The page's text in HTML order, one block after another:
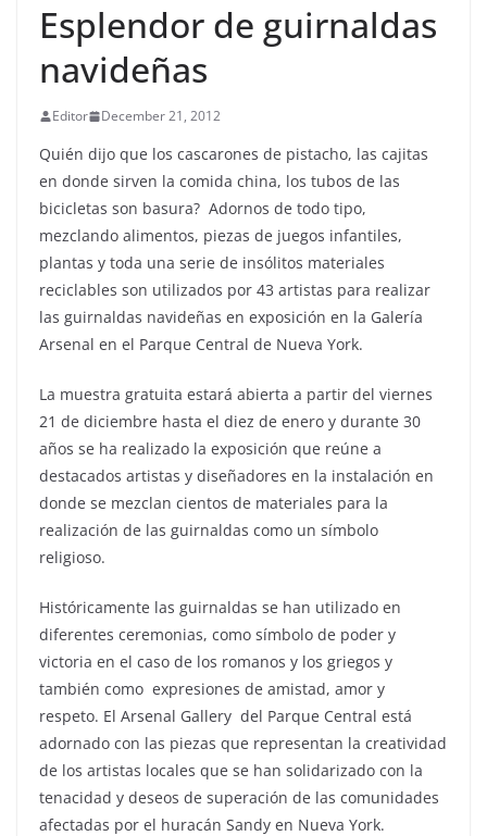
Esplendor de guirnaldas
navideñas
Editor December 21, 2012
Quién dijo que los cascarones de pistacho, las cajitas
en donde sirven la comida china, los tubos de las
bicicletas son basura? Adornos de todo tipo,
mezclando alimentos, piezas de juegos infantiles,
plantas y toda una serie de insólitos materiales
reciclables son utilizados por 43 artistas para realizar
las guirnaldas navideñas en exposición en la Galería
Arsenal en el Parque Central de Nueva York.
La muestra gratuita estará abierta a partir del viernes
21 de diciembre hasta el diez de enero y durante 30
años se ha realizado la exposición que reúne a
destacados artistas y diseñadores en la instalación en
donde se mezclan cientos de materiales para la
realización de las guirnaldas como un símbolo
religioso.
Históricamente las guirnaldas se han utilizado en
diferentes ceremonias, como símbolo de poder y
victoria en el caso de los romanos y los griegos y
también como expresiones de amistad, amor y
respeto. El Arsenal Gallery del Parque Central está
adornado con las piezas que representan la creatividad
de los artistas locales que se han solidarizado con la
tenacidad y deseos de superación de las comunidades
afectadas por el huracán Sandy en Nueva York.